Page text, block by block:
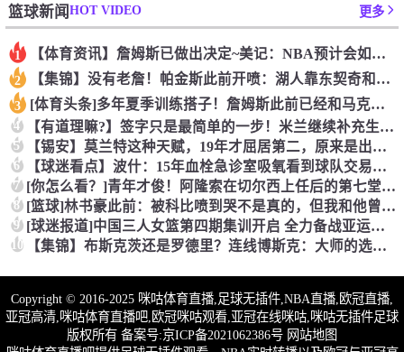
篮球新闻HOT VIDEO 更多
1 【体育资讯】詹姆斯已做出决定~美记：NBA预计会如期公布新赛
2 【集锦】没有老詹！帕金斯此前开喷：湖人靠东契奇和里夫斯没人会
3 [体育头条]多年夏季训练搭子！詹姆斯此前已经和马克西一同训练
4 【有道理嘛?】签字只是最简单的一步！米兰继续补充生力军！
5 【锡安】莫兰特这种天赋，19年才屈居第二，原来是出了锡安这个
6 【球迷看点】波什：15年血栓急诊室吸氧看到球队交易，我仍想复
7 [你怎么看？]青年才俊！阿隆索在切尔西上任后的第七堂训练课！
8 [篮球]林书豪此前：被科比喷到哭不是真的，但我和他曾五个月没
9 [球迷报道]中国三人女篮第四期集训开启 全力备战亚运会&奥运
10 【集锦】布斯克茨还是罗德里？连线博斯克：大师的选择会是谁？
Copyright © 2016-2025 咪咕体育直播,足球无插件,NBA直播,欧冠直播,
亚冠高清,咪咕体育直播吧,欧冠咪咕观看,亚冠在线咪咕,咪咕无插件足球
版权所有 备案号:京ICP备2021062386号 网站地图